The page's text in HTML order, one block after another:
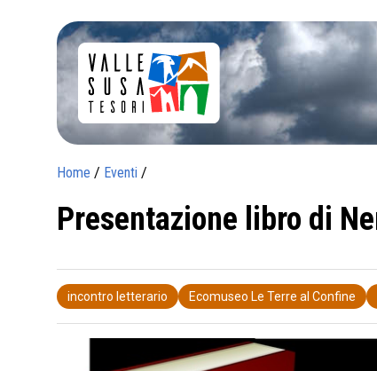
Home / Eventi /
Presentazione libro di
incontro letterario Ecomuseo Le Terre al Confine